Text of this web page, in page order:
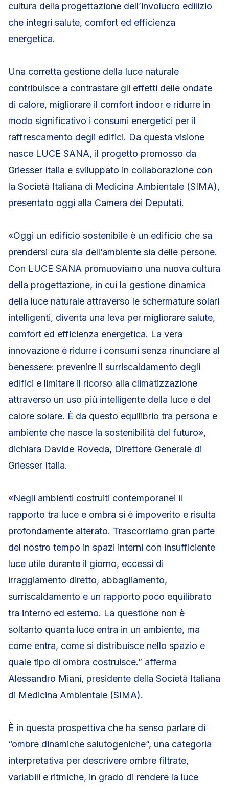
cultura della progettazione dell’involucro edilizio
che integri salute, comfort ed efficienza
energetica.
Una corretta gestione della luce naturale
contribuisce a contrastare gli effetti delle ondate
di calore, migliorare il comfort indoor e ridurre in
modo significativo i consumi energetici per il
raffrescamento degli edifici. Da questa visione
nasce LUCE SANA, il progetto promosso da
Griesser Italia e sviluppato in collaborazione con
la Società Italiana di Medicina Ambientale (SIMA),
presentato oggi alla Camera dei Deputati.
«Oggi un edificio sostenibile è un edificio che sa
prendersi cura sia dell’ambiente sia delle persone.
Con LUCE SANA promuoviamo una nuova cultura
della progettazione, in cui la gestione dinamica
della luce naturale attraverso le schermature solari
intelligenti, diventa una leva per migliorare salute,
comfort ed efficienza energetica. La vera
innovazione è ridurre i consumi senza rinunciare al
benessere: prevenire il surriscaldamento degli
edifici e limitare il ricorso alla climatizzazione
attraverso un uso più intelligente della luce e del
calore solare. È da questo equilibrio tra persona e
ambiente che nasce la sostenibilità del futuro»,
dichiara Davide Roveda, Direttore Generale di
Griesser Italia.
«Negli ambienti costruiti contemporanei il
rapporto tra luce e ombra si è impoverito e risulta
profondamente alterato. Trascorriamo gran parte
del nostro tempo in spazi interni con insufficiente
luce utile durante il giorno, eccessi di
irraggiamento diretto, abbagliamento,
surriscaldamento e un rapporto poco equilibrato
tra interno ed esterno. La questione non è
soltanto quanta luce entra in un ambiente, ma
come entra, come si distribuisce nello spazio e
quale tipo di ombra costruisce.” afferma
Alessandro Miani, presidente della Società Italiana
di Medicina Ambientale (SIMA).
È in questa prospettiva che ha senso parlare di
“ombre dinamiche salutogeniche”, una categoria
interpretativa per descrivere ombre filtrate,
variabili e ritmiche, in grado di rendere la luce